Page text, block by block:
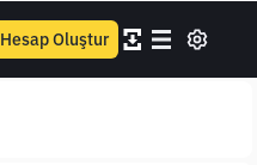
Hesap Oluştur